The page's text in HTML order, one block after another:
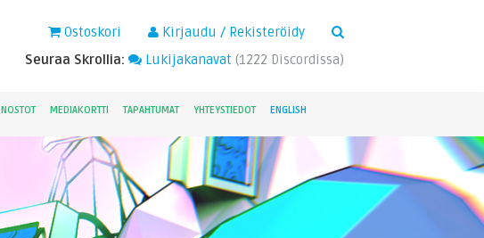
Kirjaudu / Rekisteröidy
Ostoskori
Seuraa Skrollia:
Lukijakanavat (1222 Discordissa)
NOSTOT MEDIAKORTTI TAPAHTUMAT YHTEYSTIEDOT ENGLISH